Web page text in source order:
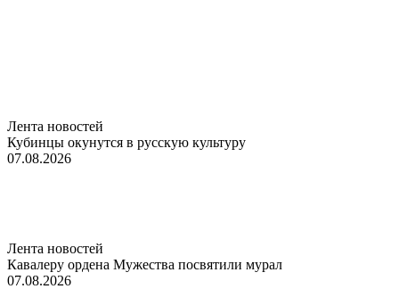
Лента новостей
Кубинцы окунутся в русскую культуру
07.08.2026
Лента новостей
Кавалеру ордена Мужества посвятили мурал
07.08.2026